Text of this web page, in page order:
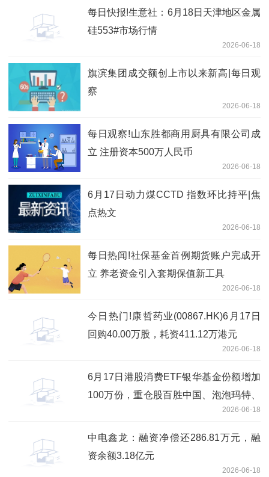
每日快报!生意社：6月18日天津地区金属
硅553#市场行情
2026-06-18
旗滨集团成交额创上市以来新高|每日观
察
2026-06-18
每日观察!山东胜都商用厨具有限公司成
立 注册资本500万人民币
2026-06-18
6月17日动力煤CCTD 指数环比持平|焦
点热文
2026-06-18
每日热闻!社保基金首例期货账户完成开
立 养老资金引入套期保值新工具
2026-06-18
今日热门!康哲药业(00867.HK)6月17日
回购40.00万股，耗资411.12万港元
2026-06-18
6月17日港股消费ETF银华基金份额增加
100万份，重仓股百胜中国、泡泡玛特、
2026-06-18
中电鑫龙：融资净偿还286.81万元，融
资余额3.18亿元
2026-06-18